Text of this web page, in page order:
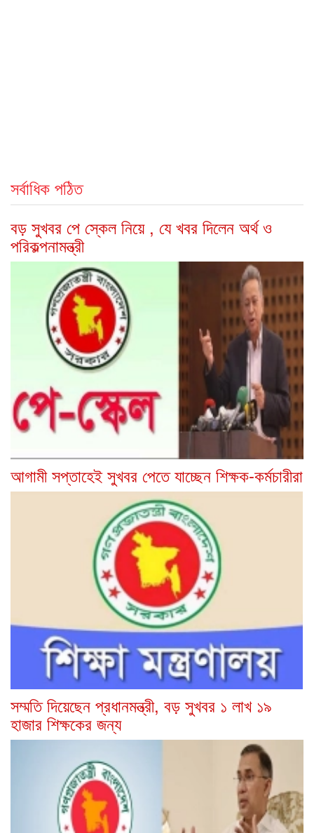
সর্বাধিক পঠিত
বড় সুখবর পে স্কেল নিয়ে , যে খবর দিলেন অর্থ ও
পরিকল্পনামন্ত্রী
আগামী সপ্তাহেই সুখবর পেতে যাচ্ছেন শিক্ষক-কর্মচারীরা
সম্মতি দিয়েছেন প্রধানমন্ত্রী, বড় সুখবর ১ লাখ ১৯
হাজার শিক্ষকের জন্য